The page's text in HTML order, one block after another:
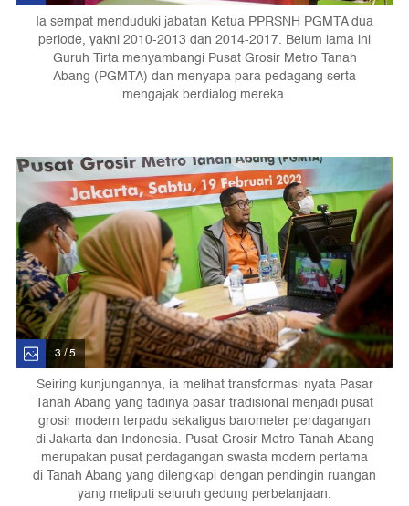
Ia sempat menduduki jabatan Ketua PPRSNH PGMTA dua
periode, yakni 2010-2013 dan 2014-2017. Belum lama ini
Guruh Tirta menyambangi Pusat Grosir Metro Tanah
Abang (PGMTA) dan menyapa para pedagang serta
mengajak berdialog mereka.
3 / 5
Seiring kunjungannya, ia melihat transformasi nyata Pasar
Tanah Abang yang tadinya pasar tradisional menjadi pusat
grosir modern terpadu sekaligus barometer perdagangan
di Jakarta dan Indonesia. Pusat Grosir Metro Tanah Abang
merupakan pusat perdagangan swasta modern pertama
di Tanah Abang yang dilengkapi dengan pendingin ruangan
yang meliputi seluruh gedung perbelanjaan.